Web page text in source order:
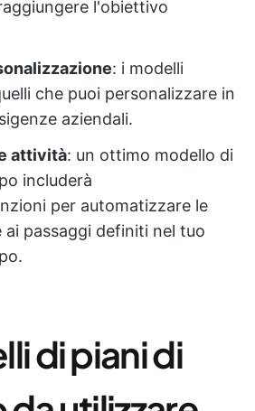
l'obiettivo
: i modelli
che puoi personalizzare in
aziendali.
attività: un ottimo modello di
includerà
per automatizzare le
passaggi definiti nel tuo
di piani di